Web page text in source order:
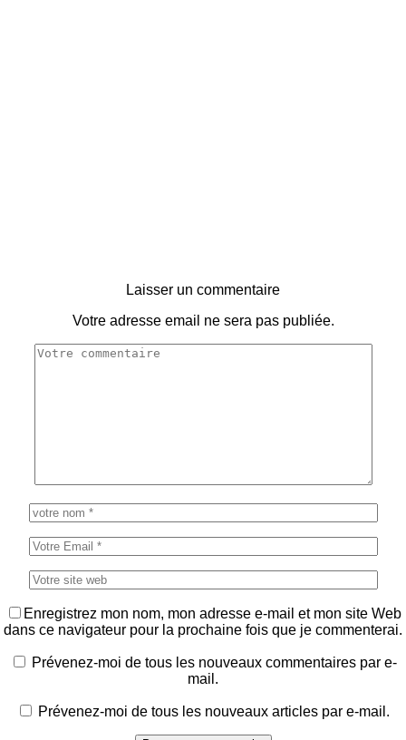
Laisser un commentaire
Votre adresse email ne sera pas publiée.
Enregistrez mon nom, mon adresse e-mail et mon site Web
dans ce navigateur pour la prochaine fois que je commenterai.
Prévenez-moi de tous les nouveaux commentaires par e-
mail.
Prévenez-moi de tous les nouveaux articles par e-mail.